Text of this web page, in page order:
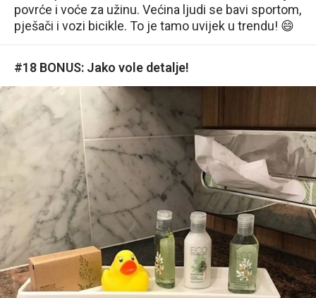
povrće i voće za užinu. Većina ljudi se bavi sportom,
pješači i vozi bicikle. To je tamo uvijek u trendu! 😄
#18 BONUS: Jako vole detalje!